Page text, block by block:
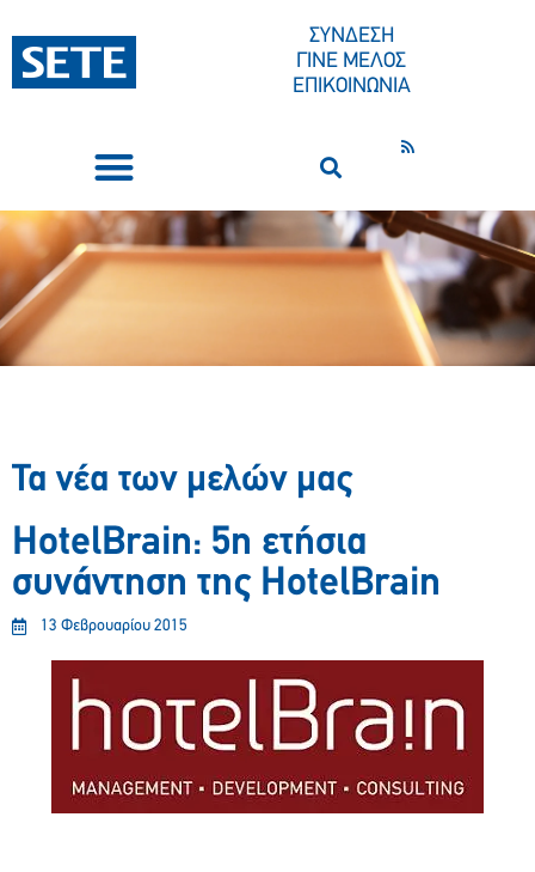
ΣΥΝΔΕΣΗ
ΓΙΝΕ ΜΕΛΟΣ
ΕΠΙΚΟΙΝΩΝΙΑ
Τα νέα των μελών μας
HotelBrain: 5η ετήσια
συνάντηση της HotelBrain
13 Φεβρουαρίου 2015